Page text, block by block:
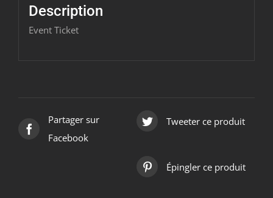
-
(Copy)
Description
Event Ticket
Partager sur
Facebook
Tweeter ce produit
Épingler ce produit